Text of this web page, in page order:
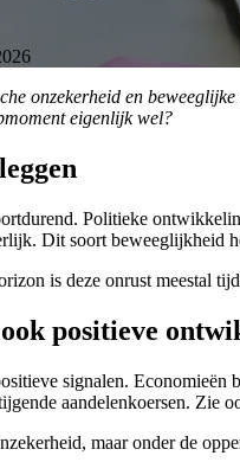
onzekerheid en
eigenlijk wel?
Politieke
Dit soort beweeglijkheid
is deze onrust meestal
positieve
signalen. Economieën
aandelenkoersen. Zie
maar onder de